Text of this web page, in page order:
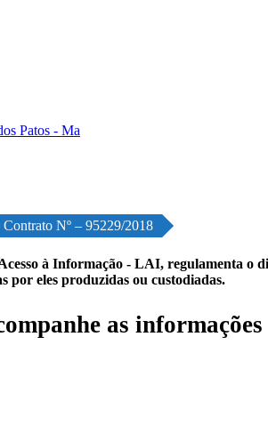
Contrato Nº – 95229/2018
à Informação - LAI, regulamenta
por eles produzidas ou custodiadas.
as